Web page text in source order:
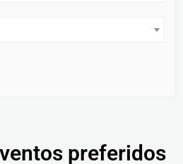
preferidos